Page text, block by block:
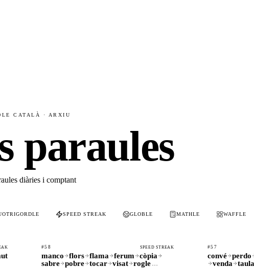
CATALÀ · ARXIU
paraules
diàries i comptant
SPEED STREAK GLOBLE MATHLE WAFFLE
#58 SPEED STREAK
manco flors flama ferum
còpia
sabre
pobre tocar visat rogle …
#57
convé perdo
venda
taula